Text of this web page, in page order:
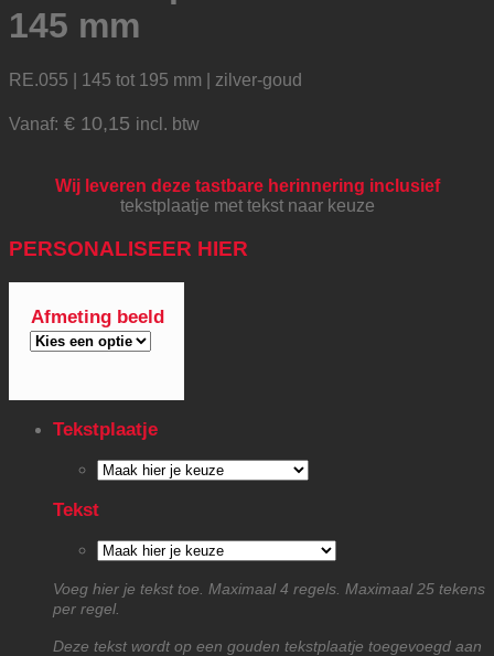
145 mm
RE.055 | 145 tot 195 mm | zilver-goud
Vanaf: € 10,15 incl. btw
Wij leveren deze tastbare herinnering inclusief
tekstplaatje met tekst naar keuze
PERSONALISEER HIER
Afmeting beeld
Tekstplaatje
Tekst
Voeg hier je tekst toe. Maximaal 4 regels. Maximaal 25 tekens
per regel.
Deze tekst wordt op een gouden tekstplaatje toegevoegd aan